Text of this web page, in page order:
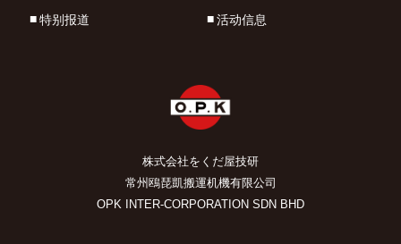
株式会社をくだ屋技研
常州鴎琵凱搬運机機有限公司
OPK INTER-CORPORATION SDN BHD
特别报道 活动信息